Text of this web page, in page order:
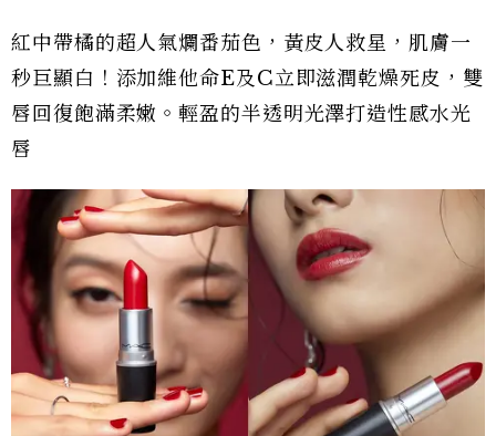
紅中帶橘的超人氣爛番茄色，黃皮人救星，肌膚一
秒巨顯白！添加維他命E及C立即滋潤乾燥死皮，雙
唇回復飽滿柔嫩。輕盈的半透明光澤打造性感水光
唇